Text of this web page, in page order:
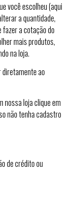
você escolheu (aqui
a quantidade,
fazer a cotação do
mais produtos,
na loja.
diretamente ao
nossa loja clique em
não tenha cadastro
de crédito ou